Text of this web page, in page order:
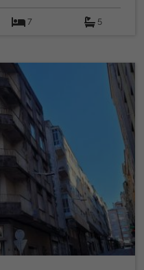
该物业建于 567 年，总建
设计而著称。不要错过参
7 5